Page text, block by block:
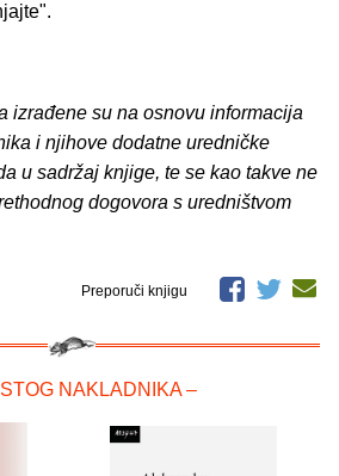
izrađene su na osnovu informacija
i njihove dodatne uredničke
u sadržaj knjige, te se kao takve ne
dogovora s uredništvom
Preporuči knjigu
NAKLADNIKA –